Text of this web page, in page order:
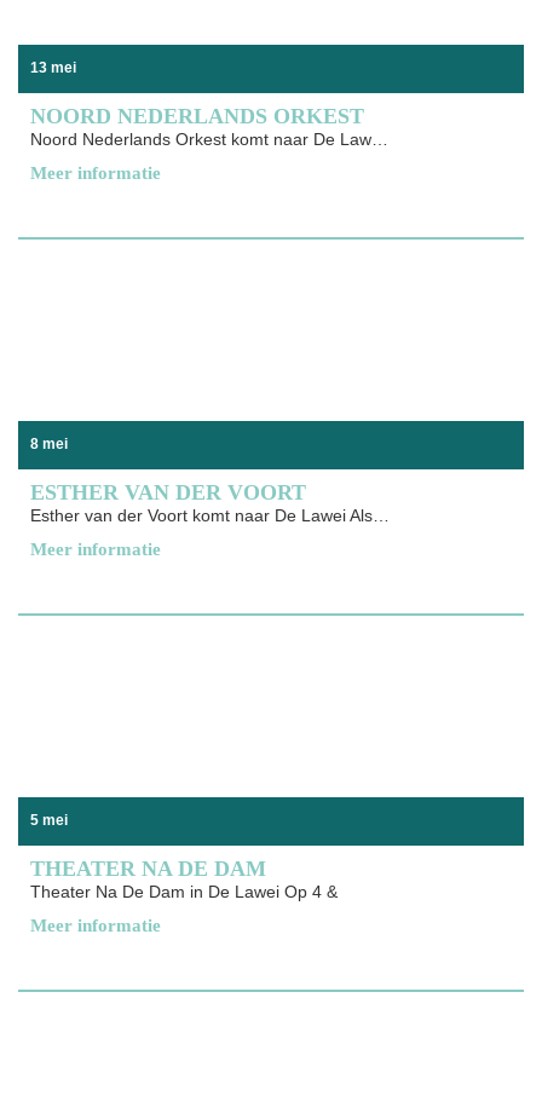
13 mei
NOORD NEDERLANDS ORKEST
Meer informatie
8 mei
ESTHER VAN DER VOORT
Meer informatie
5 mei
THEATER NA DE DAM
Theater Na De Dam in De Lawei Op 4 &
Meer informatie